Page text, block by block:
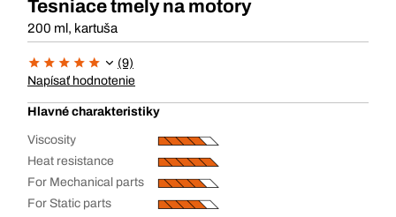
Tesniace tmely na motory
200 ml, kartuša
(9)
Napísať hodnotenie
Hlavné charakteristiky
Viscosity
Heat resistance
For Mechanical parts
For Static parts